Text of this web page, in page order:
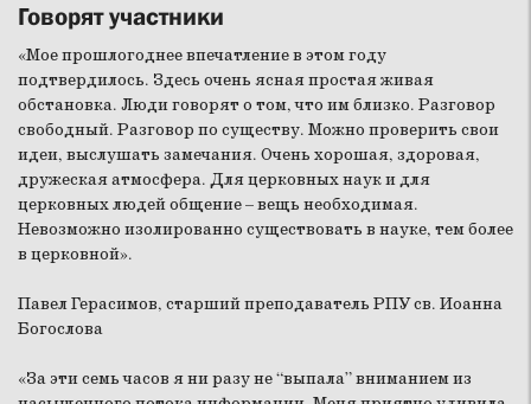
Говорят участники
«Мое прошлогоднее впечатление в этом году
подтвердилось. Здесь очень ясная простая живая
обстановка. Люди говорят о том, что им близко. Разговор
свободный. Разговор по существу. Можно проверить свои
идеи, выслушать замечания. Очень хорошая, здоровая,
дружеская атмосфера. Для церковных наук и для
церковных людей общение – вещь необходимая.
Невозможно изолированно существовать в науке, тем более
в церковной».
Павел Герасимов, старший преподаватель РПУ св. Иоанна
Богослова
«За эти семь часов я ни разу не “выпала” вниманием из